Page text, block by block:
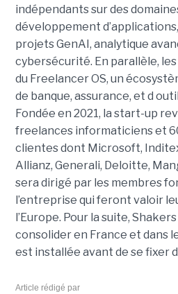
indépendants sur des
développement
projets GenAI, analytique
cybersécurité. En parallèle,
du Freelancer OS, un
de banque, assurance, et d
Fondée en 2021, la start-up
freelances informaticiens et
clientes dont Microsoft,
Allianz, Generali, Deloitte,
sera dirigé par les membres
l’entreprise qui feront valoir
l’Europe. Pour la suite,
consolider en France et dans
est installée avant de se fixer
Article rédigé par